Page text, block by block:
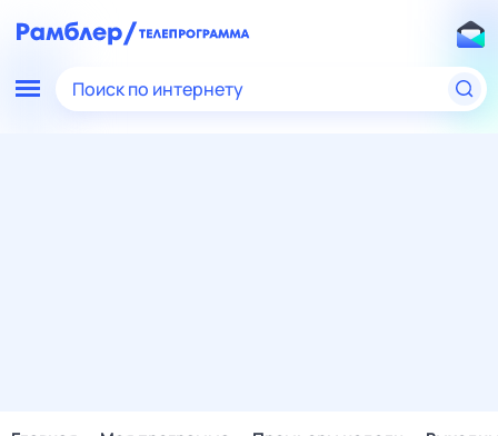
Поиск по интернету